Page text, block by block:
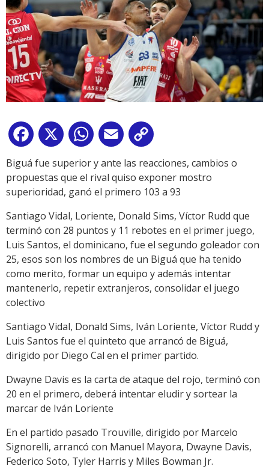
Facebook
X WhatsApp
Email
Link
Biguá fue superior y ante las reacciones, cambios o
propuestas que el rival quiso exponer mostro
superioridad, ganó el primero 103 a 93
Santiago Vidal, Loriente, Donald Sims, Víctor Rudd que
terminó con 28 puntos y 11 rebotes en el primer juego,
Luis Santos, el dominicano, fue el segundo goleador con
25, esos son los nombres de un Biguá que ha tenido
como merito, formar un equipo y además intentar
mantenerlo, repetir extranjeros, consolidar el juego
colectivo
Santiago Vidal, Donald Sims, Iván Loriente, Víctor Rudd y
Luis Santos fue el quinteto que arrancó de Biguá,
dirigido por Diego Cal en el primer partido.
Dwayne Davis es la carta de ataque del rojo, terminó con
20 en el primero, deberá intentar eludir y sortear la
marcar de Iván Loriente
En el partido pasado Trouville, dirigido por Marcelo
Signorelli, arrancó con Manuel Mayora, Dwayne Davis,
Federico Soto, Tyler Harris y Miles Bowman Jr.